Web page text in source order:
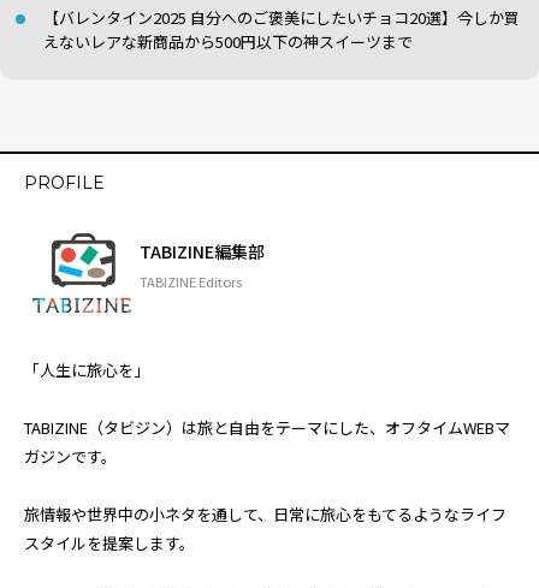
【バレンタイン2025 自分へのご褒美にしたいチョコ20選】今しか買
えないレアな新商品から500円以下の神スイーツまで
PROFILE
TABIZINE編集部
TABIZINE Editors
「人生に旅心を」
TABIZINE（タビジン）は旅と自由をテーマにした、オフタイムWEBマ
ガジンです。
旅情報や世界中の小ネタを通して、日常に旅心をもてるようなライフ
スタイルを提案します。